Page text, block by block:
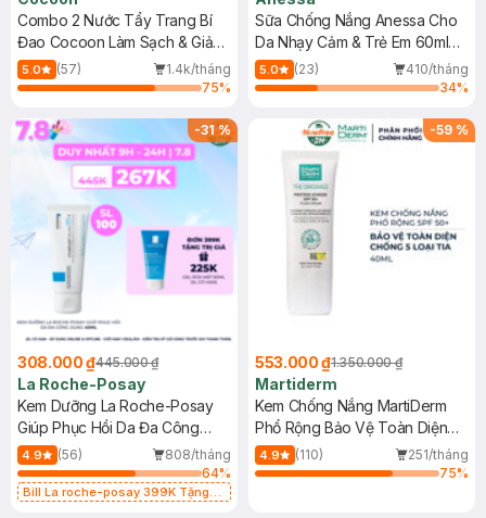
Combo 2 Nước Tẩy Trang Bí
Đao Cocoon Làm Sạch & Giảm
Dầu 500ml
5.0 (57)
1.4k/tháng
75%
Sữa Chống Nắng Anessa Cho
Da Nhạy Cảm & Trẻ Em 60ml
(Mới)
5.0 (23)
410/tháng
34%
-31%
308.000 ₫445.000 ₫
La Roche-Posay
Kem Dưỡng La Roche-Posay
Giúp Phục Hồi Da Đa Công
Dụng 40ml
4.9 (56)
808/tháng
64%
Bill La roche-posay 399K Tặng
-59 %
553.000 ₫1.350.000 ₫
Martiderm
Kem Chống Nắng MartiDerm
Phổ Rộng Bảo Vệ Toàn Diện
40ml
4.9 (110)
251/tháng
75%